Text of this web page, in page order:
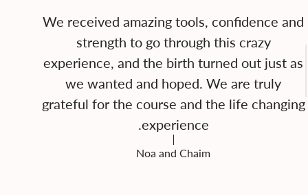
We received amazing tools, confidence and
strength to go through this crazy
experience, and the birth turned out just as
we wanted and hoped. We are truly
grateful for the course and the life changing
experience.
Noa and Chaim